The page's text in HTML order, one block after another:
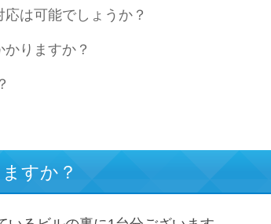
は可能でしょうか？
りますか？
すか？